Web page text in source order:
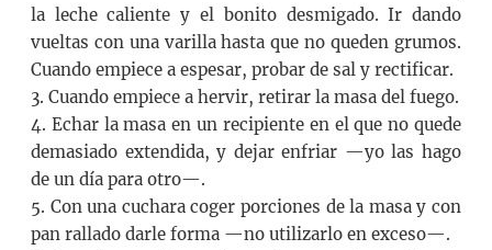
la leche caliente y el bonito desmigado. Ir dando
vueltas con una varilla hasta que no queden grumos.
Cuando empiece a espesar, probar de sal y rectificar.
3. Cuando empiece a hervir, retirar la masa del fuego.
4. Echar la masa en un recipiente en el que no quede
demasiado extendida, y dejar enfriar —yo las hago
de un día para otro—.
5. Con una cuchara coger porciones de la masa y con
pan rallado darle forma —no utilizarlo en exceso—.